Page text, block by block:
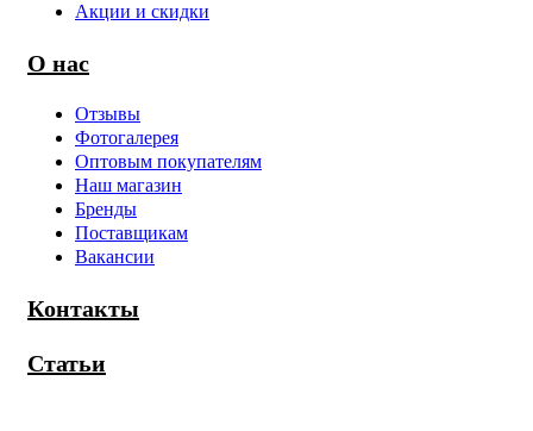
Акции и скидки
О нас
Отзывы
Фотогалерея
Оптовым покупателям
Наш магазин
Бренды
Поставщикам
Вакансии
Контакты
Статьи